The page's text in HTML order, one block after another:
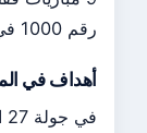
رقم 1000 في مسيرته تحقق مع النصر.
أهداف في
في